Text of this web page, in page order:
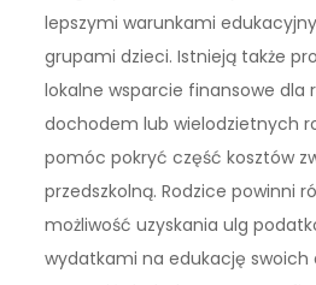
lepszymi warunkami
grupami dzieci. Istnieją także
lokalne wsparcie finansowe dla
dochodem lub wielodzietnych
pomóc pokryć część kosztów
przedszkolną. Rodzice powinni
możliwość uzyskania ulg
wydatkami na edukację swoich